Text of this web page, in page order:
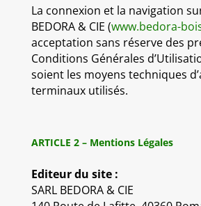
La connexion et la navigation
BEDORA & CIE (www.bedora-
acceptation sans réserve des
Conditions Générales
soient les moyens techniques
terminaux utilisés.
ARTICLE 2 – Mentions Légales
Editeur du site :
SARL BEDORA & CIE